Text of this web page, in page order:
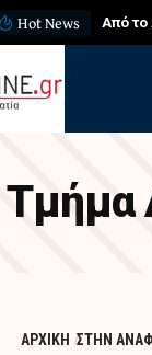
Hot News Από το
Τμήμα
ΑΡΧΙΚΗ ΣΤΗΝ